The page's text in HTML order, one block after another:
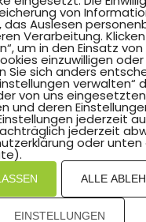
SportClub
Am Südbad 9,
59069 Hamm
2008 e.V.
zum Verein by
von
das Auslesen
Verarbeitung.
um in den Einsatz
einzuwilligen oder
Sie sich anders
verwalten“
von uns
und deren
jederzeit
jederzeit
oder unten
ALLE
EINSTELLUNGEN